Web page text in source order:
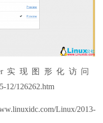
实现图形化访问
12/126262.htm
Linux/2013-